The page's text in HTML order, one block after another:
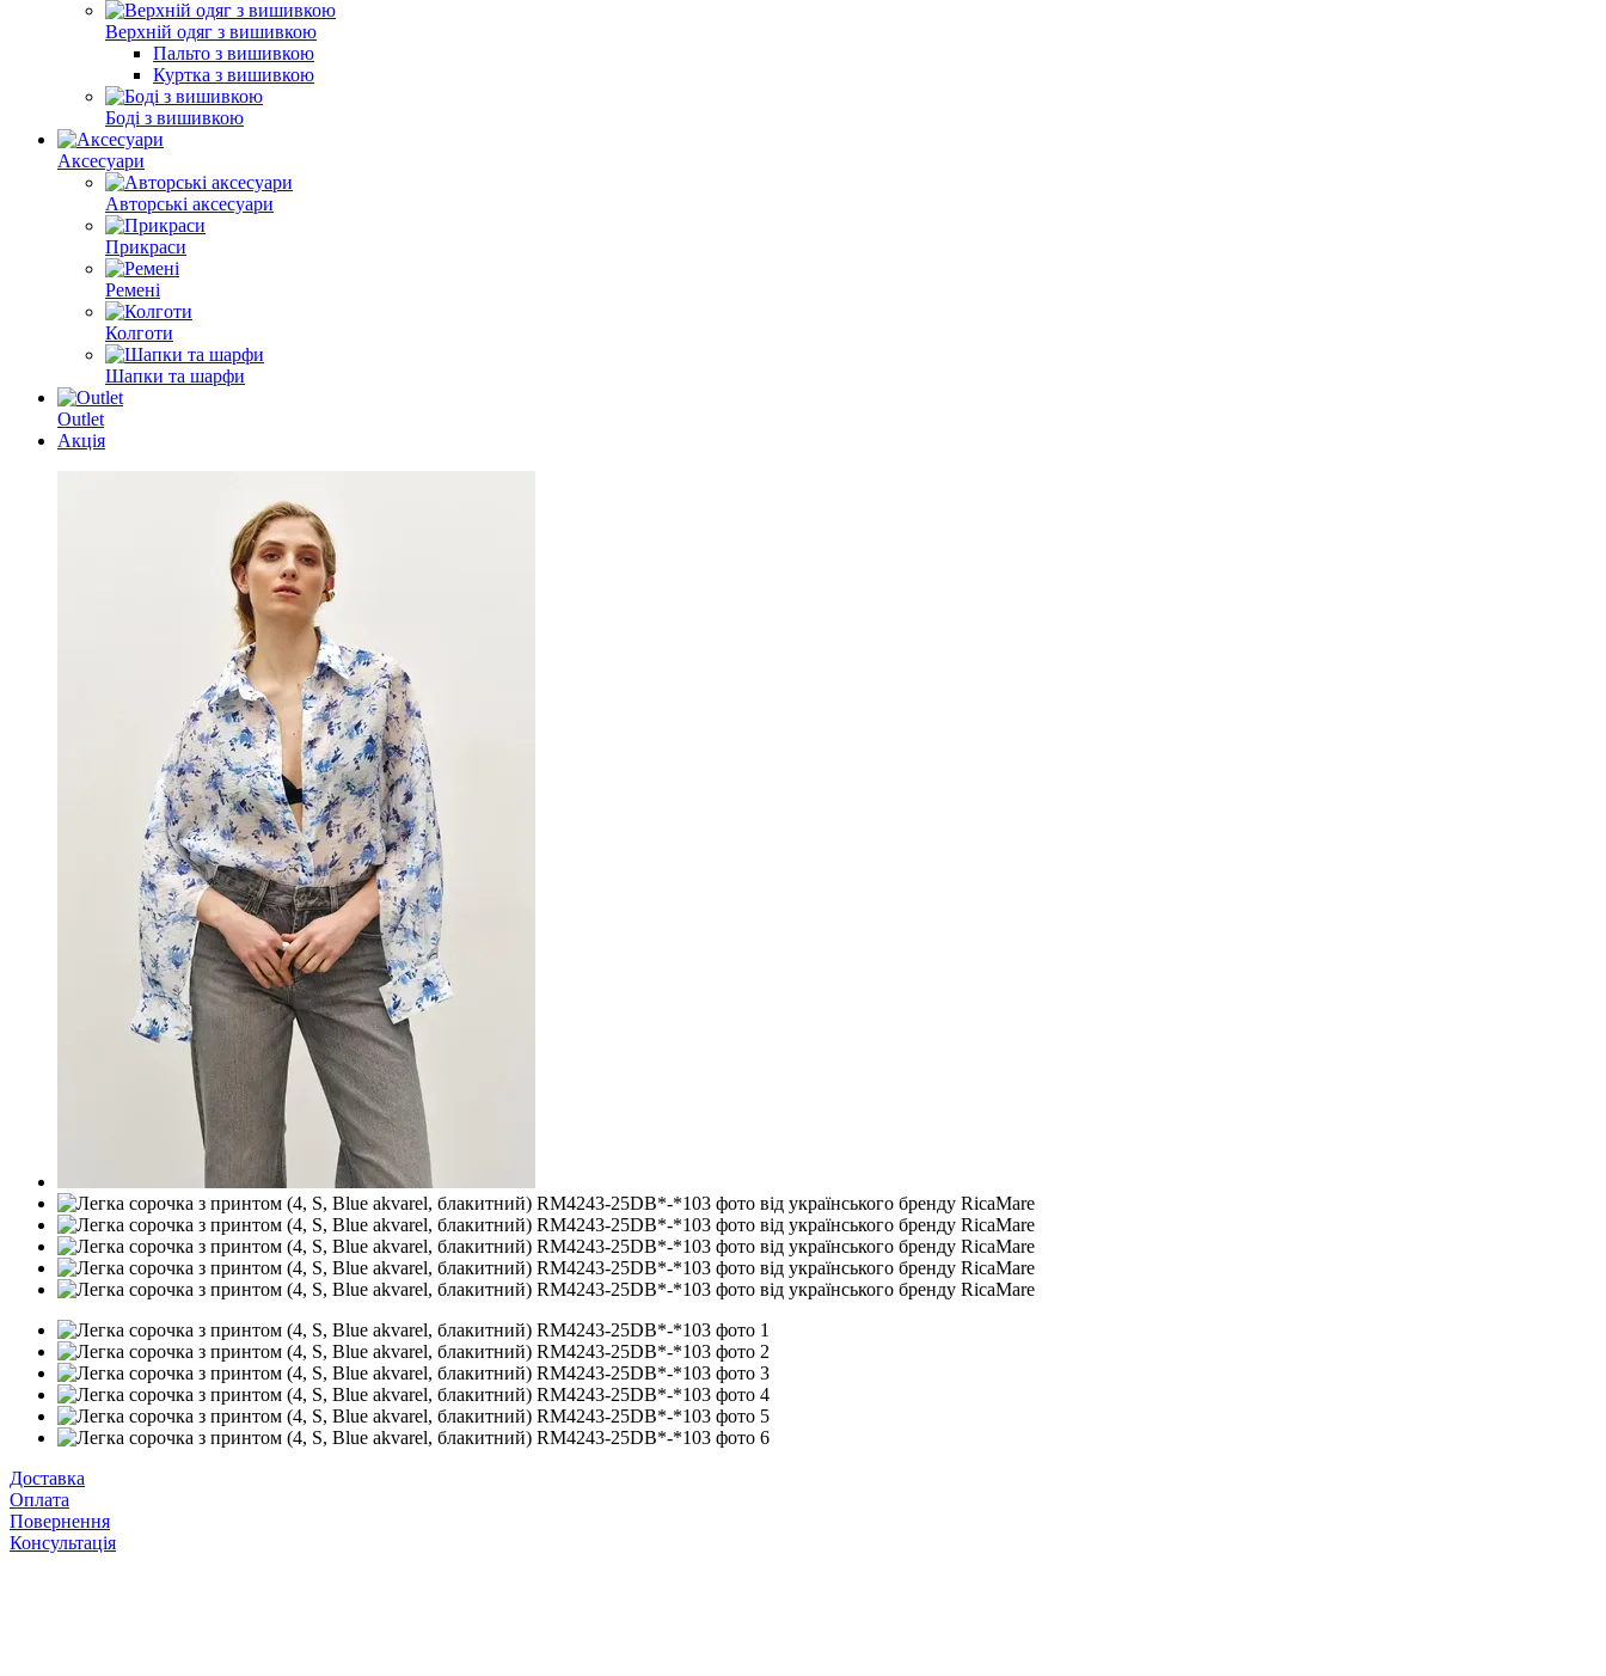
Верхній одяг з вишивкою
Пальто з вишивкою
Куртка з вишивкою
Боді з вишивкою
Аксесуари
Авторські аксесуари
Прикраси
Ремені
Колготи
Шапки та шарфи
Outlet
Акція
Доставка
Оплата
Повернення
Консультація